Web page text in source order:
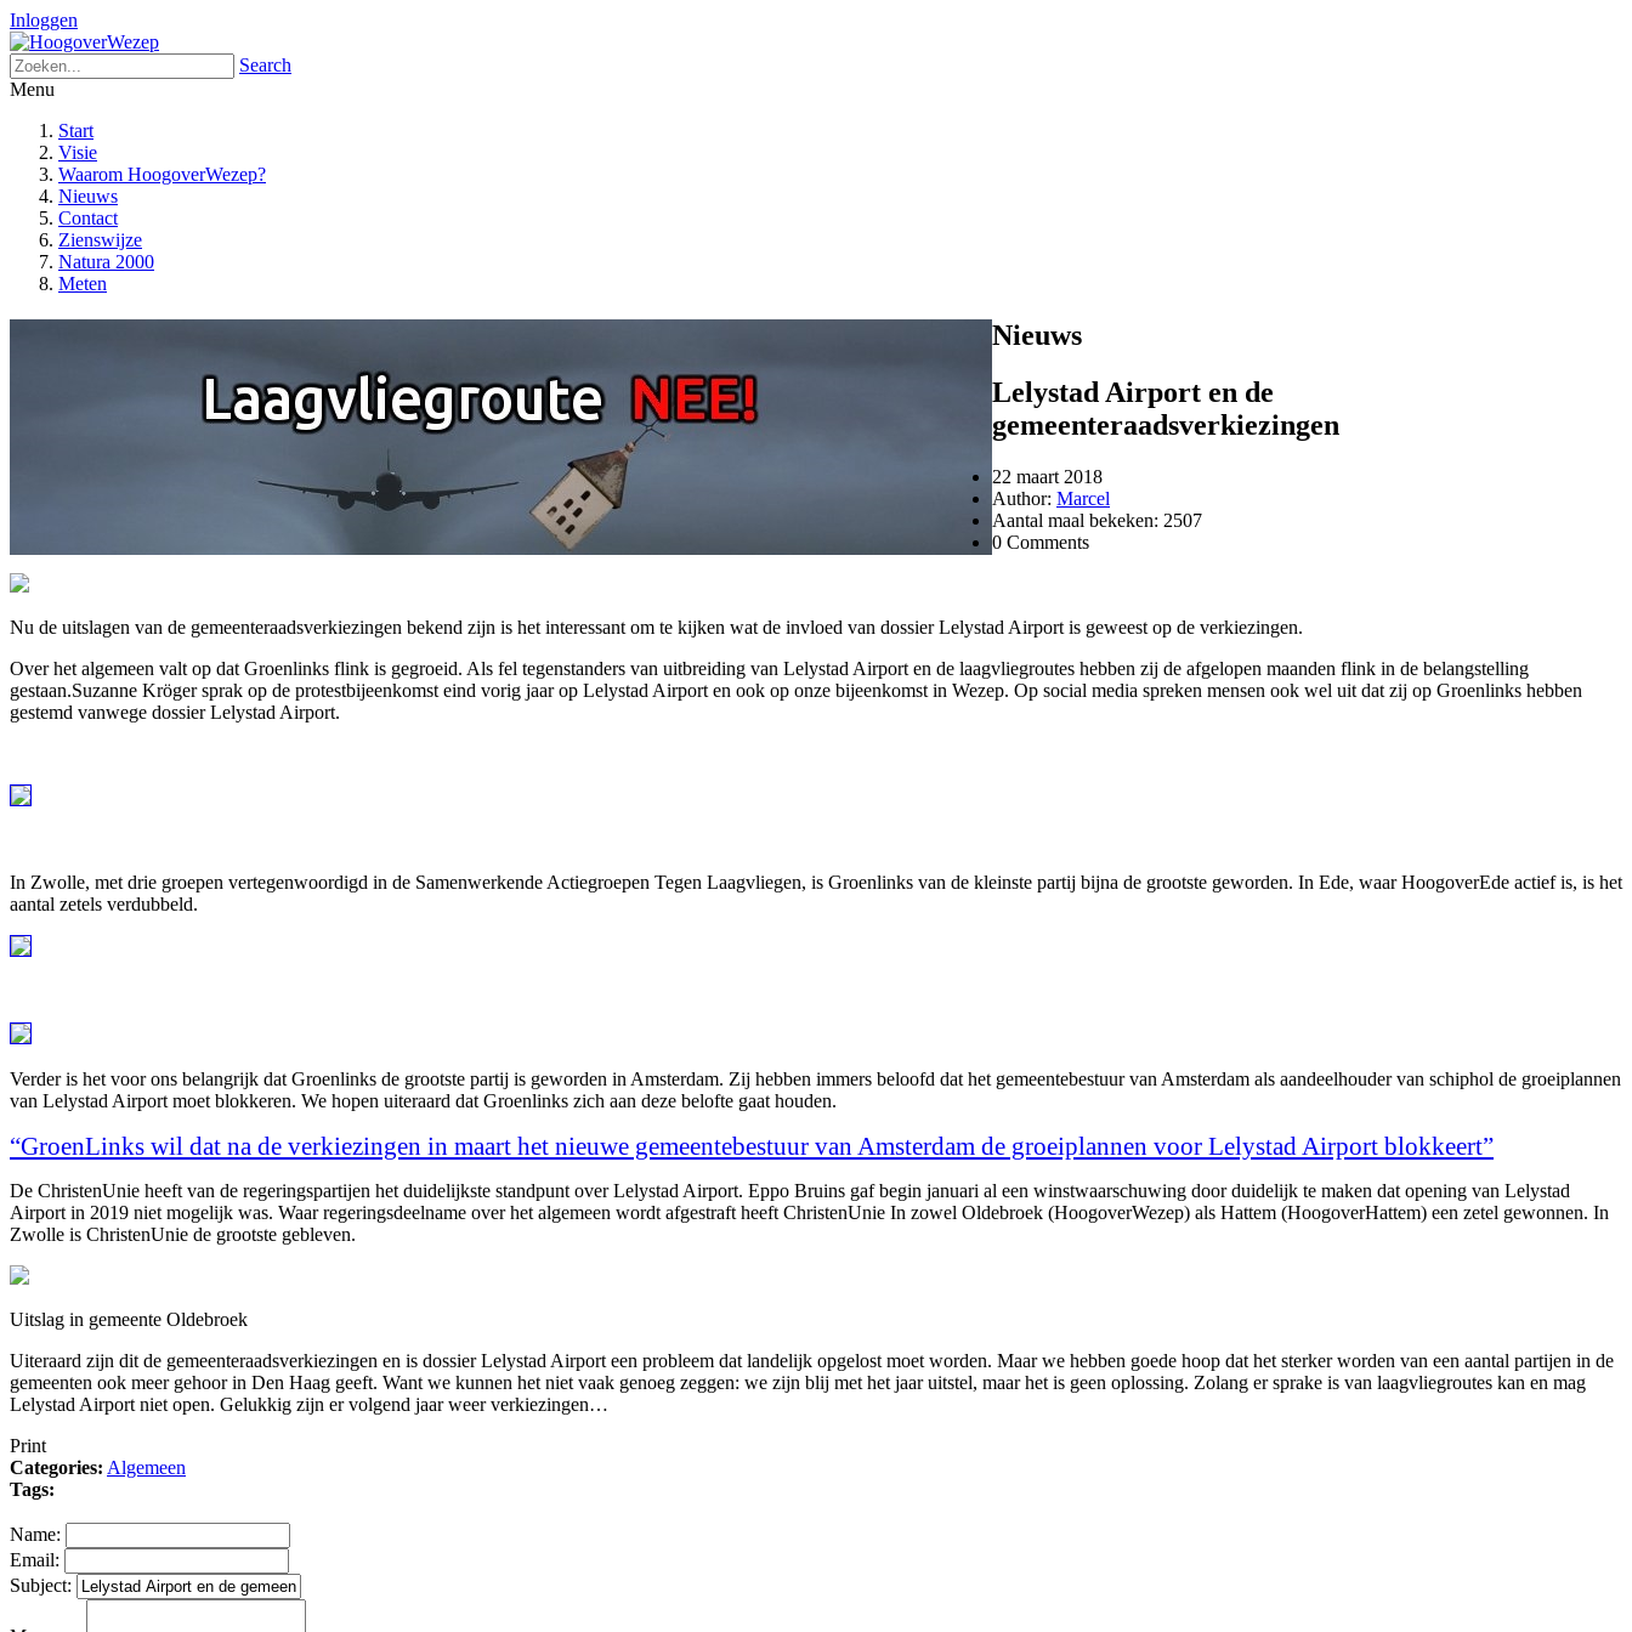
Inloggen
Search
Menu
Start
Visie
Waarom HoogoverWezep?
Nieuws
Contact
Zienswijze
Natura 2000
Meten
Nieuws
Lelystad Airport en de
gemeenteraadsverkiezingen
22 maart 2018
Author: Marcel
Aantal maal bekeken: 2507
0 Comments
Nu de uitslagen van de gemeenteraadsverkiezingen bekend zijn is het interessant om te kijken wat de invloed van dossier Lelystad Airport is geweest op de verkiezingen.
Over het algemeen valt op dat Groenlinks flink is gegroeid. Als fel tegenstanders van uitbreiding van Lelystad Airport en de laagvliegroutes hebben zij de afgelopen maanden flink in de belangstelling
gestaan.Suzanne Kröger sprak op de protestbijeenkomst eind vorig jaar op Lelystad Airport en ook op onze bijeenkomst in Wezep. Op social media spreken mensen ook wel uit dat zij op Groenlinks hebben
gestemd vanwege dossier Lelystad Airport.
In Zwolle, met drie groepen vertegenwoordigd in de Samenwerkende Actiegroepen Tegen Laagvliegen, is Groenlinks van de kleinste partij bijna de grootste geworden. In Ede, waar HoogoverEde actief is, is het
aantal zetels verdubbeld.
Verder is het voor ons belangrijk dat Groenlinks de grootste partij is geworden in Amsterdam. Zij hebben immers beloofd dat het gemeentebestuur van Amsterdam als aandeelhouder van schiphol de groeiplannen
van Lelystad Airport moet blokkeren. We hopen uiteraard dat Groenlinks zich aan deze belofte gaat houden.
“GroenLinks wil dat na de verkiezingen in maart het nieuwe gemeentebestuur van Amsterdam de groeiplannen voor Lelystad Airport blokkeert”
De ChristenUnie heeft van de regeringspartijen het duidelijkste standpunt over Lelystad Airport. Eppo Bruins gaf begin januari al een winstwaarschuwing door duidelijk te maken dat opening van Lelystad
Airport in 2019 niet mogelijk was. Waar regeringsdeelname over het algemeen wordt afgestraft heeft ChristenUnie In zowel Oldebroek (HoogoverWezep) als Hattem (HoogoverHattem) een zetel gewonnen. In
Zwolle is ChristenUnie de grootste gebleven.
Uitslag in gemeente Oldebroek
Uiteraard zijn dit de gemeenteraadsverkiezingen en is dossier Lelystad Airport een probleem dat landelijk opgelost moet worden. Maar we hebben goede hoop dat het sterker worden van een aantal partijen in de
gemeenten ook meer gehoor in Den Haag geeft. Want we kunnen het niet vaak genoeg zeggen: we zijn blij met het jaar uitstel, maar het is geen oplossing. Zolang er sprake is van laagvliegroutes kan en mag
Lelystad Airport niet open. Gelukkig zijn er volgend jaar weer verkiezingen…
Print
Categories: Algemeen
Tags:
Name:
Email:
Subject: